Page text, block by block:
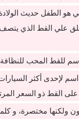
هو الطفل حديث
علي القط الذي يتصف
للقط المحب
لإحدى أكثر
القط ذو السعر
ولكنها مختصرة، و